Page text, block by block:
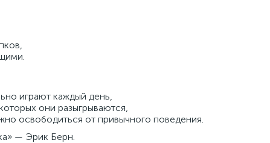
играют каждый день,
они разыгрываются,
освободиться от привычного поведения.
— Эрик Берн.